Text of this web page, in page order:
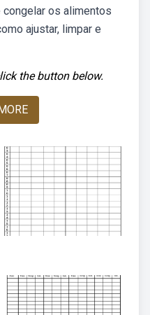
os alimentos
ajustar, limpar e
the button below.